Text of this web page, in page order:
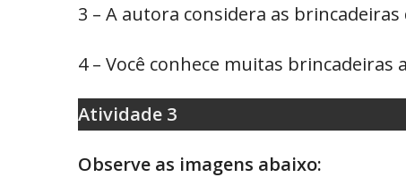
3 – A autora considera as
4 – Você conhece muitas brincadeiras
Atividade 3
Observe as imagens abaixo: